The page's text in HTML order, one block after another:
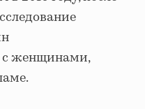
с женщинами,